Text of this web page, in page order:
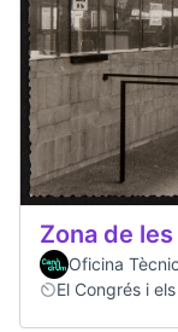
Zona de
Oficina
El Congrés i